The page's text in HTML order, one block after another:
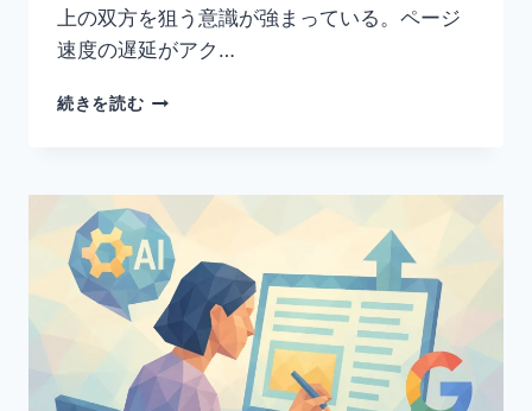
上の双方を狙う意識が強まっている。ページ
速度の遅延がアク…
続きを読む画
化
で
SEO
効
果
を
大
化！